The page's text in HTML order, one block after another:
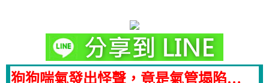
狗狗喘氣發出怪聲，竟是氣管塌陷…